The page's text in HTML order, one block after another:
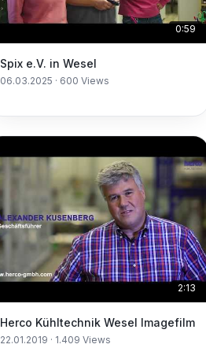
0:59
Spix e.V. in Wesel
06.03.2025 · 600 Views
2:13
Herco Kühltechnik Wesel Imagefilm
22.01.2019 · 1.409 Views